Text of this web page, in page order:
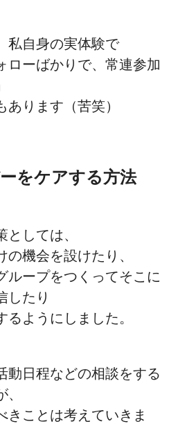
私自身の実体験で
ローばかりで、常連参加
ります（苦笑）
をケアする方法
しては、
機会を設けたり、
ループをつくってそこに
したり
るようにしました。
動日程などの相談をする
きことは考えていきま